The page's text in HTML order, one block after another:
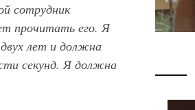
сотрудник
прочитать его. Я
лет и должна
секунд. Я должна